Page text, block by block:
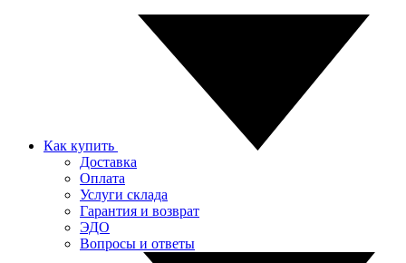
Как купить
Доставка
Оплата
Услуги склада
Гарантия и возврат
ЭДО
Вопросы и ответы